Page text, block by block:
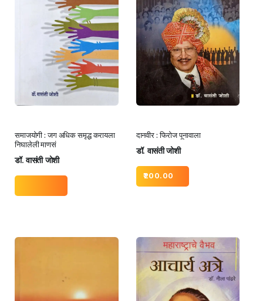
समाजयोगी : जग अधिक समृद्ध करायला
निघालेली माणसं
डॉ. वासंती जोशी
दानवीर : फिरोज पूनावाला
डॉ. वासंती जोशी
200.00